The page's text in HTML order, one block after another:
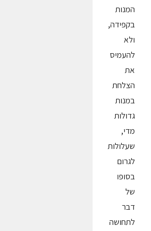
המנות
בקפידה,
ולא
להעמיס
את
הצלחת
במנות
גדולות
מדי,
שעלולות
לגרום
בסופו
של
דבר
לתחושה